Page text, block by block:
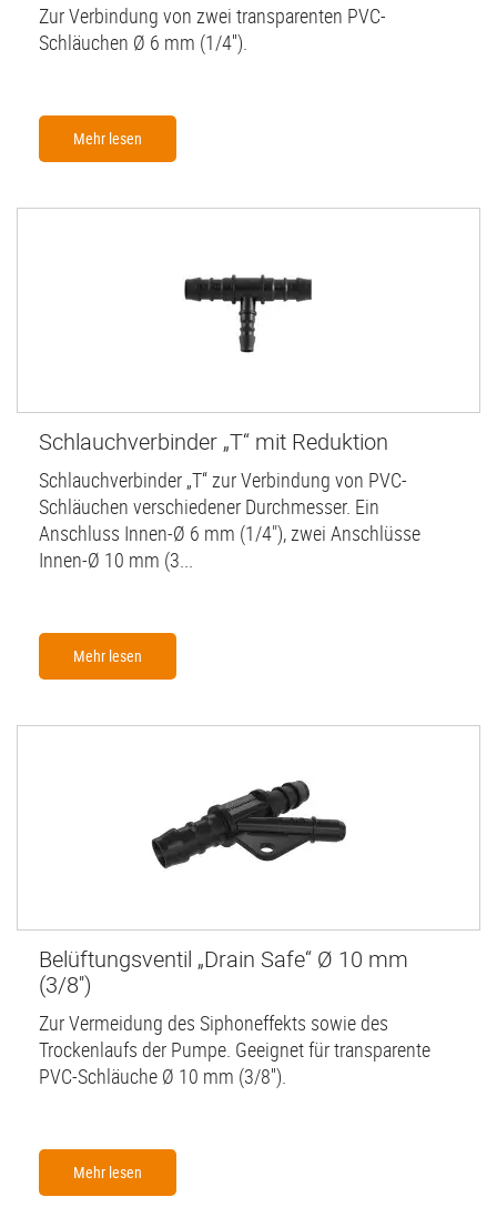
Zur Verbindung von zwei transparenten PVC-
Schläuchen Ø 6 mm (1/4'').
Mehr lesen
Schlauchverbinder „T“ mit Reduktion
Schlauchverbinder „T“ zur Verbindung von PVC-
Schläuchen verschiedener Durchmesser. Ein
Anschluss Innen-Ø 6 mm (1/4"), zwei Anschlüsse
Innen-Ø 10 mm (3...
Mehr lesen
Belüftungsventil „Drain Safe“ Ø 10 mm
(3/8'')
Zur Vermeidung des Siphoneffekts sowie des
Trockenlaufs der Pumpe. Geeignet für transparente
PVC-Schläuche Ø 10 mm (3/8'').
Mehr lesen